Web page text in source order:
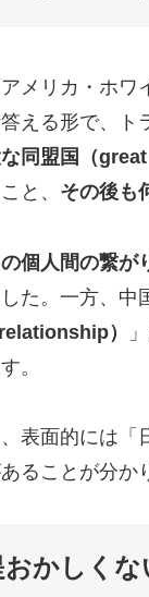
メリカ・ホワ
える形で、ト
な同盟国（
と、 その後も
個人間の繋
た。一方、中
）
。
表面的には「
ることが分か
かしく